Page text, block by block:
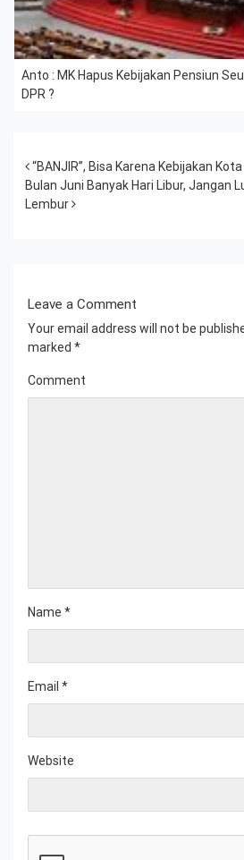
Anto : MK Hapus Kebijakan Pensiun
DPR ?
Post navigation
“BANJIR”, Bisa Karena Kebijakan
Bulan Juni Banyak Hari Libur, Jangan
Lembur
Leave a Comment
Your email address will not be
marked *
Comment
Name *
Email *
Website